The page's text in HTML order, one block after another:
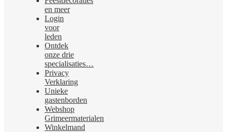
en meer
Login
voor
leden
Ontdek
onze drie
specialisaties…
Privacy
Verklaring
Unieke
gastenborden
Webshop
Grimeermaterialen
Winkelmand